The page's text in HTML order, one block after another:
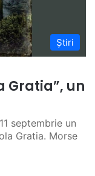
Știri
Gratia”, un
septembrie un
Gratia. Morse